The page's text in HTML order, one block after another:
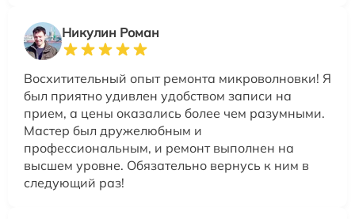
Никулин Роман
Восхитительный опыт ремонта микроволновки! Я
был приятно удивлен удобством записи на
прием, а цены оказались более чем разумными.
Мастер был дружелюбным и
профессиональным, и ремонт выполнен на
высшем уровне. Обязательно вернусь к ним в
следующий раз!